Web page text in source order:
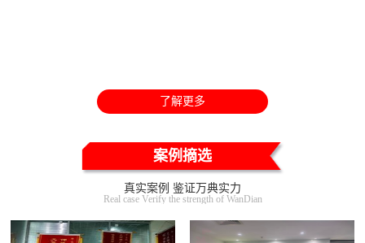
了解更多
案例摘选
真实案例 鉴证万典实力
Real case Verify the strength of WanDian